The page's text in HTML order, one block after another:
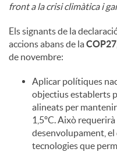
front a la crisi climàtica i
Els signants de la
accions abans de laCOP27
de novembre:
Aplicar polítiques
objectius establerts
alineats per
1,5ºC. Això
desenvolupament,
tecnologies que